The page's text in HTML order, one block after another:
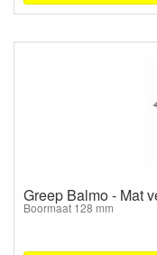
Greep Balmo - Mat
Boormaat 128 mm